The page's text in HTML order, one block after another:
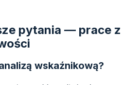
pytania — prace z
wskaźnikową?